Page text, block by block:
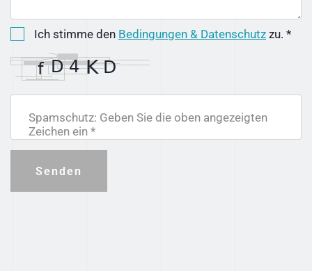
Ich stimme den Bedingungen & Datenschutz zu. *
Spamschutz: Geben Sie die oben angezeigten
Zeichen ein *
Senden